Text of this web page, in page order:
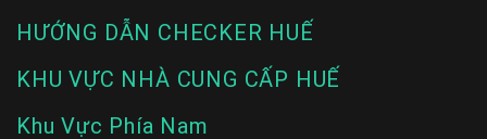
HƯỚNG DẪN CHECKER HUẾ
KHU VỰC NHÀ CUNG CẤP HUẾ
Khu Vực Phía Nam